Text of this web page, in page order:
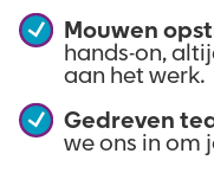
Mouwen
hands-on,
aan het werk.
Gedreven
we ons in om